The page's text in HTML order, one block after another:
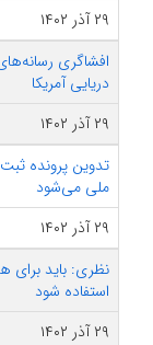
۲۹ آذر ۱۴۰۲
افشاگری
دریایی آمریکا
۲۹ آذر ۱۴۰۲
ملی می‌شود
۲۹ آذر ۱۴۰۲
نظری: باید برای
استفاده شود
۲۹ آذر ۱۴۰۲